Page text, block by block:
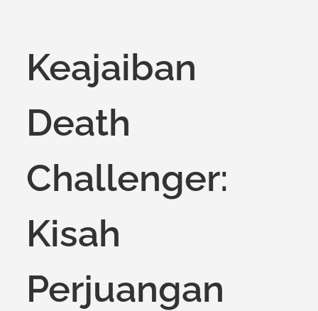
Keajaiban
Death
Challenger:
Kisah
Perjuangan